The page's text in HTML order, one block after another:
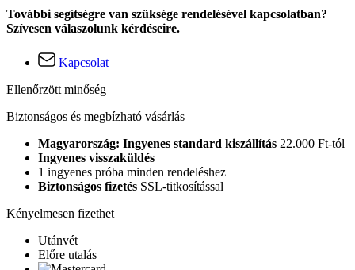
További segítségre van szüksége rendelésével kapcsolatban?
Szívesen válaszolunk kérdéseire.
Kapcsolat
Ellenőrzött minőség
Biztonságos és megbízható vásárlás
Magyarország: Ingyenes standard kiszállítás 22.000 Ft-tól
Ingyenes visszaküldés
1 ingyenes próba minden rendeléshez
Biztonságos fizetés SSL-titkosítással
Kényelmesen fizethet
Utánvét
Előre utalás